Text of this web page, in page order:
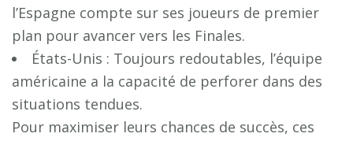
l’Espagne compte sur ses joueurs de premier
plan pour avancer vers les Finales.
États-Unis : Toujours redoutables, l’équipe
américaine a la capacité de perforer dans des
situations tendues.
Pour maximiser leurs chances de succès, ces